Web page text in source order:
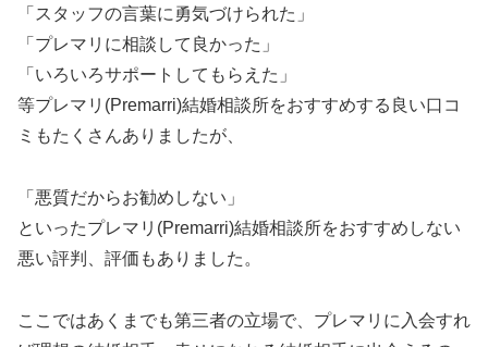
「スタッフの言葉に勇気づけられた」
「プレマリに相談して良かった」
「いろいろサポートしてもらえた」
等プレマリ(Premarri)結婚相談所をおすすめする良い口コ
ミもたくさんありましたが、
「悪質だからお勧めしない」
といったプレマリ(Premarri)結婚相談所をおすすめしない
悪い評判、評価もありました。
ここではあくまでも第三者の立場で、プレマリに入会すれ